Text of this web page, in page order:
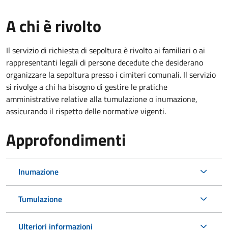
A chi è rivolto
Il servizio di richiesta di sepoltura è rivolto ai familiari o ai
rappresentanti legali di persone decedute che desiderano
organizzare la sepoltura presso i cimiteri comunali. Il servizio
si rivolge a chi ha bisogno di gestire le pratiche
amministrative relative alla tumulazione o inumazione,
assicurando il rispetto delle normative vigenti.
Approfondimenti
Inumazione
Tumulazione
Ulteriori informazioni